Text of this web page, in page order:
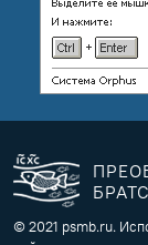
© 2021 psmb.ru.